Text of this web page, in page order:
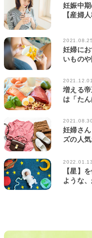
妊娠中
【産婦
2021.08.25
妊婦に
いもの
2021.12.01
増える
は「た
2021.08.30
妊婦さ
ズの人
2022.01.13
【星】
ような